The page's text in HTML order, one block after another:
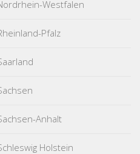
Westfalen
Pfalz
Anhalt
Holstein